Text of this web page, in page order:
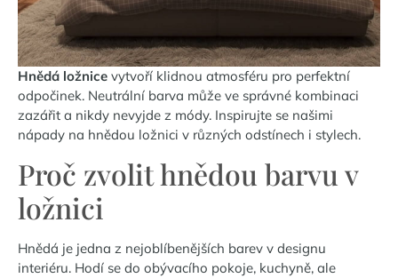
Hnědá ložnice vytvoří klidnou atmosféru pro perfektní
odpočinek. Neutrální barva může ve správné kombinaci
zazářit a nikdy nevyjde z módy. Inspirujte se našimi
nápady na hnědou ložnici v různých odstínech i stylech.
Proč zvolit hnědou barvu v
ložnici
Hnědá je jedna z nejoblíbenějších barev v designu
interiéru. Hodí se do obývacího pokoje, kuchyně, ale